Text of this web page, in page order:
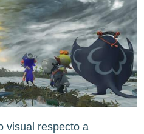
visual respecto a